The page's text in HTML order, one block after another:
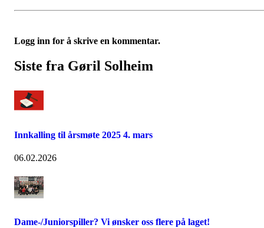
Logg inn for å skrive en kommentar.
Siste fra Gøril Solheim
Innkalling til årsmøte 2025 4. mars
06.02.2026
Dame-/Juniorspiller? Vi ønsker oss flere på laget!